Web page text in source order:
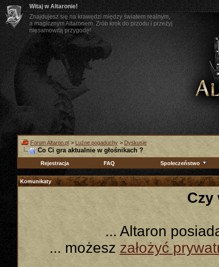
Witaj w Altaronie!
Znajdujesz się na krawędzi między światem realnym,
a magicznym Altaronem. Zrób krok do przodu i przeżyj
niesamowitą przygodę!
Forum Altaron.pl > Luźne pogaduchy > Dyskusje
Co Ci gra aktualnie w głośnikach ?
Rejestracja FAQ Społeczeństwo
Komunikaty
Czy
... Altaron
... możeszzałożyć